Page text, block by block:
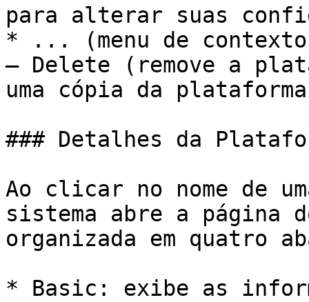
para alterar suas
* ... (menu de
— Delete (remove a
uma cópia da
### Detalhes da
Ao clicar no nome de
sistema abre a página
organizada em quatro
* Basic: exibe as